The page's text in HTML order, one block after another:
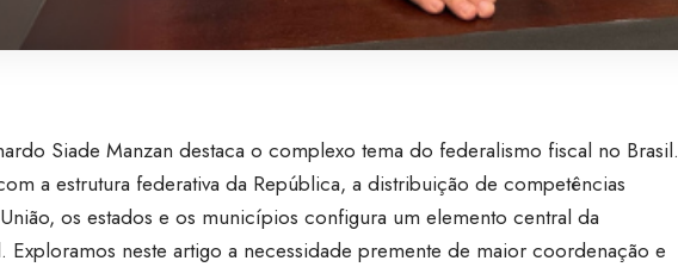
Siade Manzan destaca o complexo tema do federalismo fiscal no Brasil.
a estrutura federativa da República, a distribuição de competências
os estados e os municípios configura um elemento central da
Exploramos neste artigo a necessidade premente de maior coordenação e